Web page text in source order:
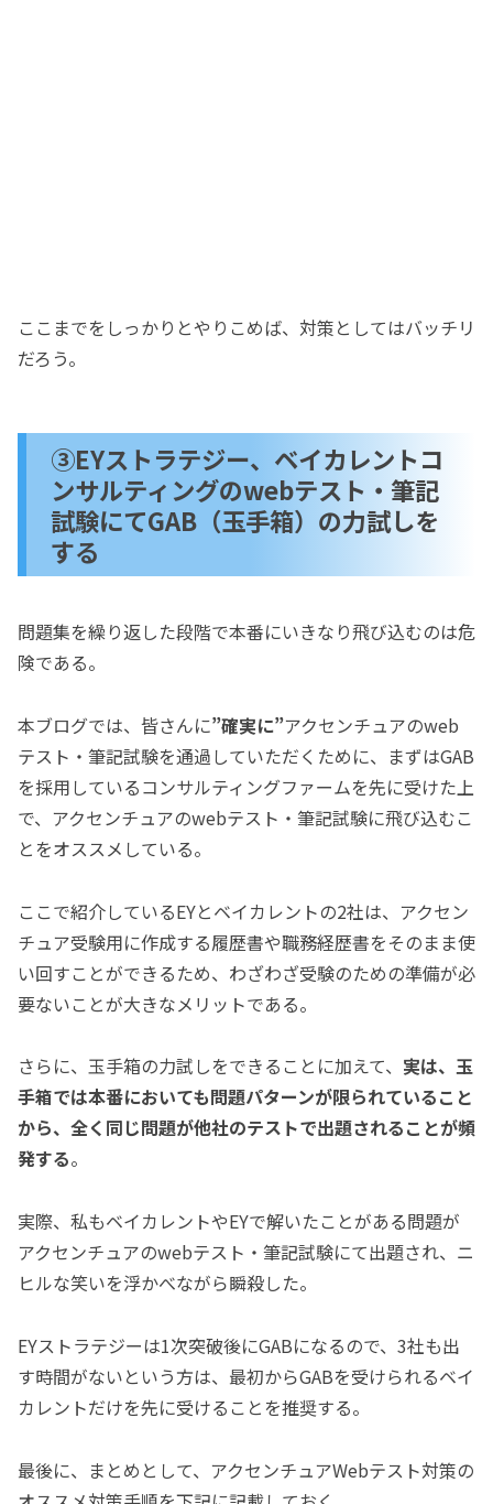
ここまでをしっかりとやりこめば、対策としてはバッチリ
だろう。
③EYストラテジー、ベイカレントコ
ンサルティングのwebテスト・筆記
試験にてGAB（玉手箱）の力試しを
する
問題集を繰り返した段階で本番にいきなり飛び込むのは危
険である。
本ブログでは、皆さんに”確実に”アクセンチュアのweb
テスト・筆記試験を通過していただくために、まずはGAB
を採用しているコンサルティングファームを先に受けた上
で、アクセンチュアのwebテスト・筆記試験に飛び込むこ
とをオススメしている。
ここで紹介しているEYとベイカレントの2社は、アクセン
チュア受験用に作成する履歴書や職務経歴書をそのまま使
い回すことができるため、わざわざ受験のための準備が必
要ないことが大きなメリットである。
さらに、玉手箱の力試しをできることに加えて、 実は、玉
手箱では本番においても問題パターンが限られていること
から、全く同じ問題が他社のテストで出題されることが頻
発する。
実際、私もベイカレントやEYで解いたことがある問題が
アクセンチュアのwebテスト・筆記試験にて出題され、ニ
ヒルな笑いを浮かべながら瞬殺した。
EYストラテジーは1次突破後にGABになるので、3社も出
す時間がないという方は、最初からGABを受けられるベイ
カレントだけを先に受けることを推奨する。
最後に、まとめとして、アクセンチュアWebテスト対策の